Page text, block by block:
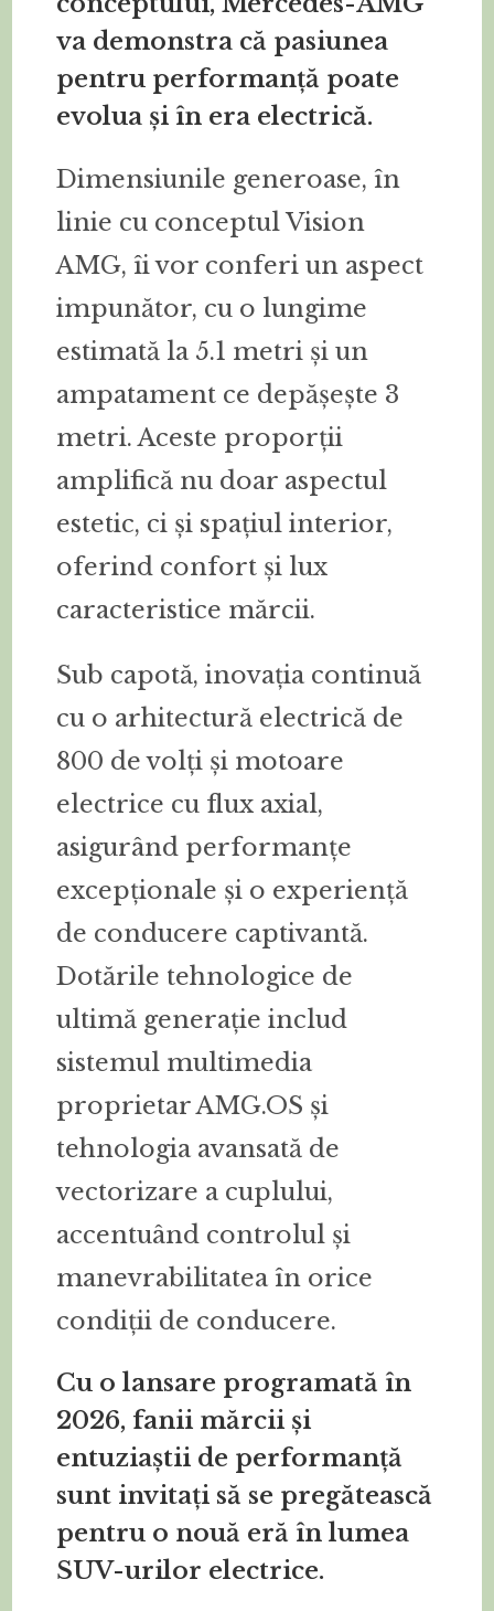
va demonstra că pasiunea
pentru performanță poate
evolua și în era electrică.
Dimensiunile generoase, în
linie cu conceptul Vision
AMG, îi vor conferi un aspect
impunător, cu o lungime
estimată la 5.1 metri și un
ampatament ce depășește 3
metri. Aceste proporții
amplifică nu doar aspectul
estetic, ci și spațiul interior,
oferind confort și lux
caracteristice mărcii.
Sub capotă, inovația continuă
cu o arhitectură electrică de
800 de volți și motoare
electrice cu flux axial,
asigurând performanțe
excepționale și o experiență
de conducere captivantă.
Dotările tehnologice de
ultimă generație includ
sistemul multimedia
proprietar AMG.OS și
tehnologia avansată de
vectorizare a cuplului,
accentuând controlul și
manevrabilitatea în orice
condiții de conducere.
Cu o lansare programată în
2026, fanii mărcii și
entuziaștii de performanță
sunt invitați să se pregătească
pentru o nouă eră în lumea
SUV-urilor electrice.